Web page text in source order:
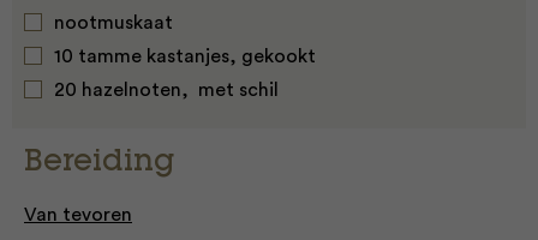
nootmuskaat
10 tamme kastanjes, gekookt
20 hazelnoten, met schil
Bereiding
Van tevoren